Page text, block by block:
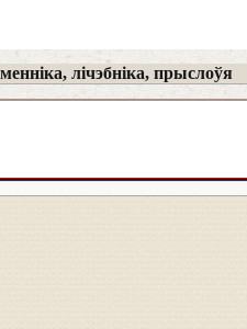
лічэбніка, прыслоўя